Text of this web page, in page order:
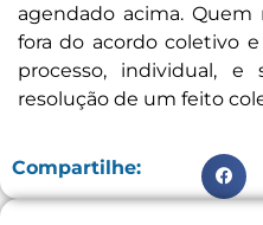
agendado acima. Quem
fora do acordo coletivo
processo, individual,
resolução de um feito
Compartilhe: